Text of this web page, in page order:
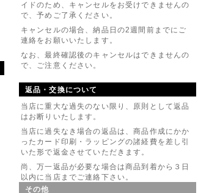
イドのため、キャンセルをお受けできませんの
で、予めご了承ください。
キャンセルの場合、納品日の2週間前までにご
連絡をお願いいたします。
なお、最終確認後のキャンセルはできませんの
で、ご注意ください。
返品・交換について
当店に重大な過失のない限り、原則として返品
はお断りいたします。
当店に過失なき場合の返品は、商品作成にかか
ったカード印刷・ラッピングの諸経費を差し引
いた形で返金させていただきます。
尚、万一返品が必要な場合は商品到着から３日
以内に当店までご連絡下さい。
その他